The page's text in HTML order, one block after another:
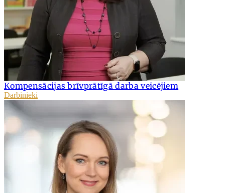
Kompensācijas brīvprātīgā darba veicējiem
Darbinieki